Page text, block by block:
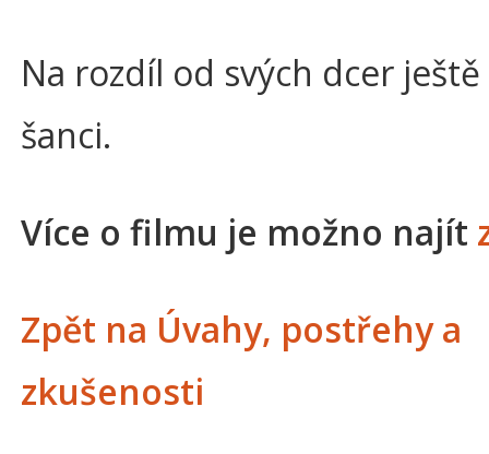
Na rozdíl od svých dcer
šanci.
Více o filmu je možno najít
Zpět na Úvahy, postřehy a
zkušenosti